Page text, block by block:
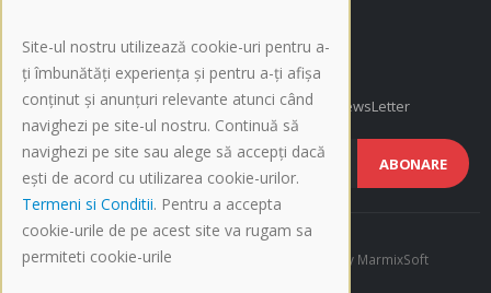
Site-ul nostru utilizează cookie-uri pentru a-
ți îmbunătăți experiența și pentru a-ți afișa
conținut și anunțuri relevante atunci când
navighezi pe site-ul nostru. Continuă să
navighezi pe site sau alege să accepți dacă
ești de acord cu utilizarea cookie-urilor.
Termeni si Conditii. Pentru a accepta
cookie-urile de pe acest site va rugam sa
permiteti cookie-urile
Inscriere NewsLetter
Afla cele mai noi oferte si promotii, Inscrie-te la NewsLetter
ABONARE
©Copyright 2015-present i-Fashion.ro. Developed by MarmixSoft